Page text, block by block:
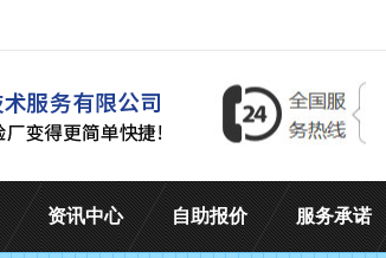
资讯中心 自助报价 服务承诺